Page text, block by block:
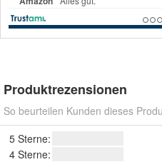
Produktrezensionen
So beurteilen Kunden dieses
5 Sterne:
4 Sterne: